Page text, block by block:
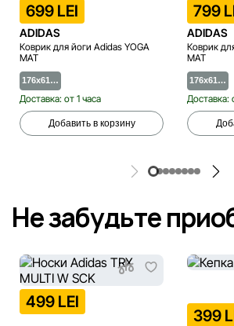
699 LEI
ADIDAS
Коврик для йоги Adidas YOGA
MAT
176x61…
Доставка: от 1 часа
Добавить в корзину
799
ADIDAS
Коврик
MAT
176x61…
Доставка:
Не забудьте
499 LEI
399